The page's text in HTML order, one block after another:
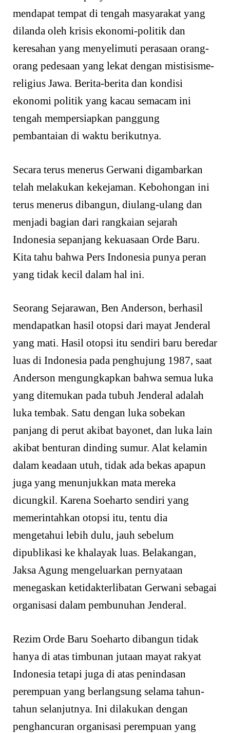
mendapat tempat di tengah masyarakat yang
dilanda oleh krisis ekonomi-politik dan
keresahan yang menyelimuti perasaan orang-
orang pedesaan yang lekat dengan mistisisme-
religius Jawa. Berita-berita dan kondisi
ekonomi politik yang kacau semacam ini
tengah mempersiapkan panggung
pembantaian di waktu berikutnya.
Secara terus menerus Gerwani digambarkan
telah melakukan kekejaman. Kebohongan ini
terus menerus dibangun, diulang-ulang dan
menjadi bagian dari rangkaian sejarah
Indonesia sepanjang kekuasaan Orde Baru.
Kita tahu bahwa Pers Indonesia punya peran
yang tidak kecil dalam hal ini.
Seorang Sejarawan, Ben Anderson, berhasil
mendapatkan hasil otopsi dari mayat Jenderal
yang mati. Hasil otopsi itu sendiri baru beredar
luas di Indonesia pada penghujung 1987, saat
Anderson mengungkapkan bahwa semua luka
yang ditemukan pada tubuh Jenderal adalah
luka tembak. Satu dengan luka sobekan
panjang di perut akibat bayonet, dan luka lain
akibat benturan dinding sumur. Alat kelamin
dalam keadaan utuh, tidak ada bekas apapun
juga yang menunjukkan mata mereka
dicungkil. Karena Soeharto sendiri yang
memerintahkan otopsi itu, tentu dia
mengetahui lebih dulu, jauh sebelum
dipublikasi ke khalayak luas. Belakangan,
Jaksa Agung mengeluarkan pernyataan
menegaskan ketidakterlibatan Gerwani sebagai
organisasi dalam pembunuhan Jenderal.
Rezim Orde Baru Soeharto dibangun tidak
hanya di atas timbunan jutaan mayat rakyat
Indonesia tetapi juga di atas penindasan
perempuan yang berlangsung selama tahun-
tahun selanjutnya. Ini dilakukan dengan
penghancuran organisasi perempuan yang